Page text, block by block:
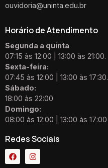
ouvidoria@uninta.edu.br
Horário de Atendimento
Segunda a quinta
07:15 às 12:00 | 13:00 às 21:00.
Sexta-feira:
07:45 às 12:00 | 13:00 às 17:30.
Sábado:
18:00 às 22:00
Domingo:
08:00 às 12:00 | 13:00 às 17:00
Redes Sociais